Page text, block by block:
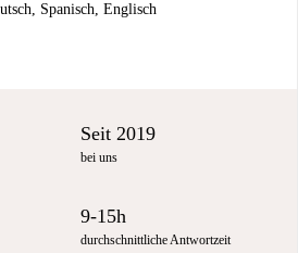
Spanisch, Englisch
Seit 2019
bei uns
9-15h
durchschnittliche Antwortzeit